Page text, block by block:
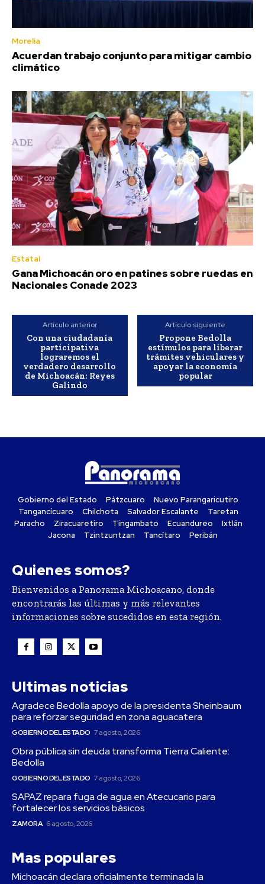
Morelia
Acuerdan trabajo conjunto para mitigar cambio
climático
Estatal
Gana Michoacán oro en patines sobre ruedas en
Nacionales Conade 2023
Artículo anterior
Con una ciudadanía
participativa
lograremos el
verdadero desarrollo
de Michoacán: Reyes
Galindo
Artículo siguiente
Propone Bedolla
estímulos para liberar
trámites vehiculares y
apoyar la economía
popular
Gobierno del Estado Pátzcuaro
Nuevo Parangaricutiro
Tangancícuaro
Chilchota Salvador Escalante
Taretan
Paracho
Ziracuaretiro Tingambato Ecuandureo
Ixtlán
Jacona
Tzintzuntzan Tancítaro Peribán
Quienes somos?
Bienvenidos a Panorama Michoacano, donde
encontrarás las últimas y más relevantes
informaciones sobre sucedidos en esta región.
Ultimas noticias
Agradece Bedolla apoyo de la presidenta Sheinbaum
para reforzar seguridad en zona aguacatera
GOBIERNO DEL ESTADO 7 agosto, 2026
Obra pública sin deuda transforma Tierra Caliente:
Bedolla
GOBIERNO DEL ESTADO 7 agosto, 2026
SAPAZ repara fuga de agua en Atecucario para
fortalecer los servicios básicos
ZAMORA 6 agosto, 2026
Mas populares
Michoacán declara oficialmente terminada la